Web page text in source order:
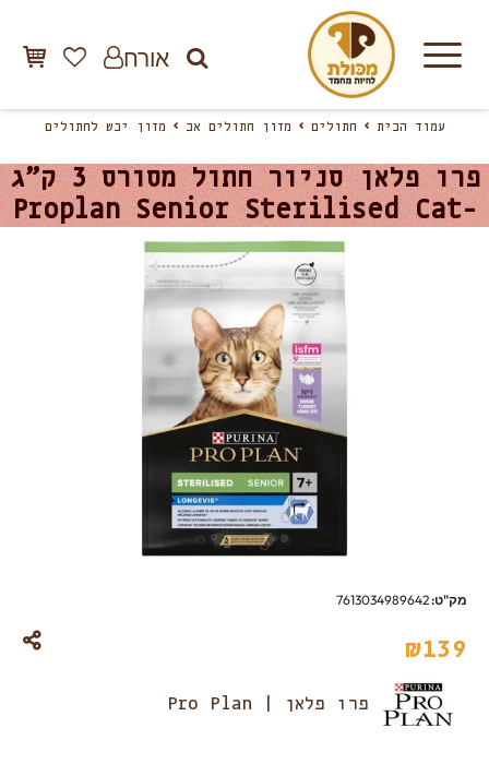
אורח
עמוד הבית חתולים מזון חתולים אב מזון יבש לחתולים
פרו פלאן סניור חתול מסורס 3 ק”ג
-Proplan Senior Sterilised Cat
מק"ט:7613034989642
₪139
פרו פלאן | Pro Plan